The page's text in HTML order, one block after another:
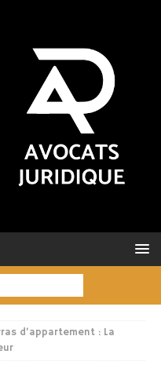
d’appartement : La